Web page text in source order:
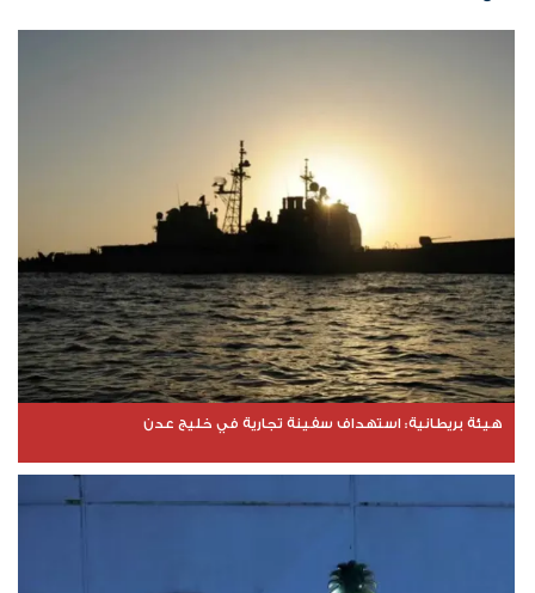
هيئة بريطانية: استهداف سفينة تجارية في خليج عدن